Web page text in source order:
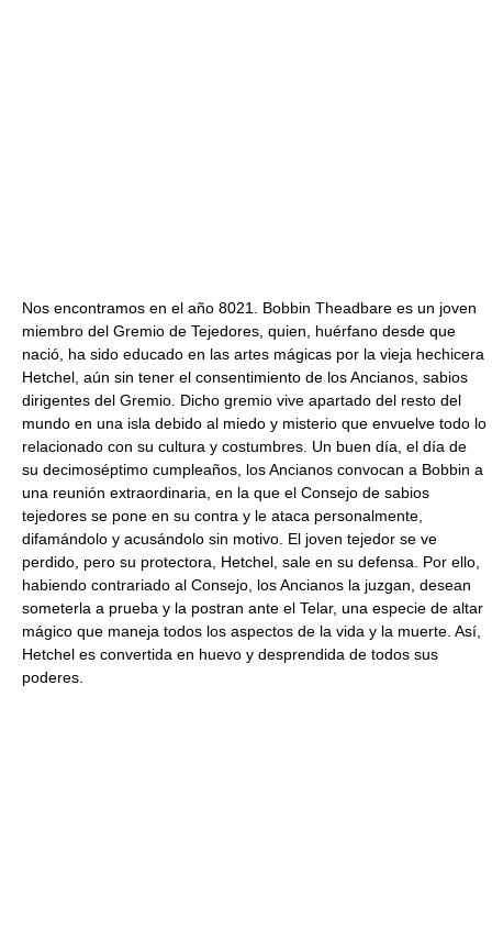
Nos encontramos en el año 8021. Bobbin Theadbare es un joven
miembro del Gremio de Tejedores, quien, huérfano desde que
nació, ha sido educado en las artes mágicas por la vieja hechicera
Hetchel, aún sin tener el consentimiento de los Ancianos, sabios
dirigentes del Gremio. Dicho gremio vive apartado del resto del
mundo en una isla debido al miedo y misterio que envuelve todo lo
relacionado con su cultura y costumbres. Un buen día, el día de
su decimoséptimo cumpleaños, los Ancianos convocan a Bobbin a
una reunión extraordinaria, en la que el Consejo de sabios
tejedores se pone en su contra y le ataca personalmente,
difamándolo y acusándolo sin motivo. El joven tejedor se ve
perdido, pero su protectora, Hetchel, sale en su defensa. Por ello,
habiendo contrariado al Consejo, los Ancianos la juzgan, desean
someterla a prueba y la postran ante el Telar, una especie de altar
mágico que maneja todos los aspectos de la vida y la muerte. Así,
Hetchel es convertida en huevo y desprendida de todos sus
poderes.